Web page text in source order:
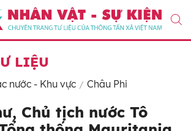
LIỆU
nước - Khu vực Châu Phi
Chủ tịch nước Tô